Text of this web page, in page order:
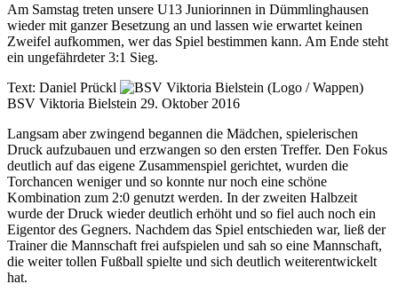
Am Samstag treten unsere U13 Juniorinnen in Dümmlinghausen
wieder mit ganzer Besetzung an und lassen wie erwartet keinen
Zweifel aufkommen, wer das Spiel bestimmen kann. Am Ende steht
ein ungefährdeter 3:1 Sieg.
Text: Daniel Prückl
BSV Viktoria Bielstein 29. Oktober 2016
Langsam aber zwingend begannen die Mädchen, spielerischen
Druck aufzubauen und erzwangen so den ersten Treffer. Den Fokus
deutlich auf das eigene Zusammenspiel gerichtet, wurden die
Torchancen weniger und so konnte nur noch eine schöne
Kombination zum 2:0 genutzt werden. In der zweiten Halbzeit
wurde der Druck wieder deutlich erhöht und so fiel auch noch ein
Eigentor des Gegners. Nachdem das Spiel entschieden war, ließ der
Trainer die Mannschaft frei aufspielen und sah so eine Mannschaft,
die weiter tollen Fußball spielte und sich deutlich weiterentwickelt
hat.